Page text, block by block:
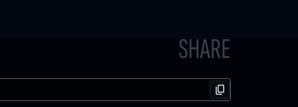
SHARE